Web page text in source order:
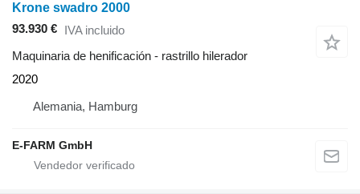
Krone swadro 2000
93.930 € IVA incluido
Maquinaria de henificación - rastrillo hilerador
2020
Alemania, Hamburg
E-FARM GmbH